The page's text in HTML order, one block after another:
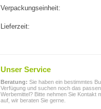
Verpackungseinheit:
Lieferzeit:
Unser Service
Beratung: Sie haben ein bestimmtes
Verfügung und suchen noch das
Werbemittel? Bitte nehmen Sie Kontakt
auf, wir beraten Sie gerne.